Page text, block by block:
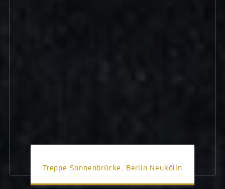
Treppe Sonnenbrücke, Berlin Neukölln